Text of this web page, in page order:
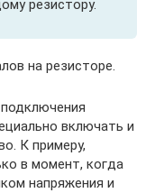
резистору.
на резисторе.
включать и
К примеру,
в момент, когда
напряжения и